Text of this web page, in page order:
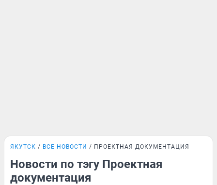
ЯКУТСК ВСЕ НОВОСТИ ПРОЕКТНАЯ ДОКУМЕНТАЦИЯ
Новости по тэгу Проектная
документация